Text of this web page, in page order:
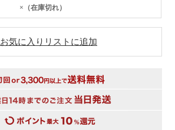
×（在庫切れ）
お気に入りリストに追加